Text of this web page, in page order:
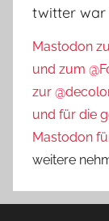
twitter war
Mastodon
und zum
zur
und für die
Mastodon
weitere